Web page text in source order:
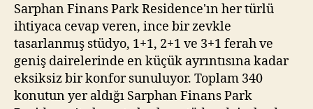
Sarphan Finans Park Residence'ın her türlü
ihtiyaca cevap veren, ince bir zevkle
tasarlanmış stüdyo, 1+1, 2+1 ve 3+1 ferah ve
geniş dairelerinde en küçük ayrıntısına kadar
eksiksiz bir konfor sunuluyor. Toplam 340
konutun yer aldığı Sarphan Finans Park